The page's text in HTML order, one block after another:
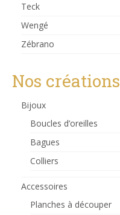
Teck
Wengé
Zébrano
Nos créations
Bijoux
Boucles d’oreilles
Bagues
Colliers
Accessoires
Planches à découper